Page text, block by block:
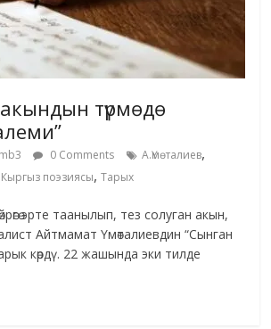
түрмөдө
0 Comments А.Үмөталиев,
поэзиясы,Тарых
эрте таанылып, тез солуган акын,
Айтмамат Үмөталиевдин “Сынган
көрдү. 22 жашында эки тилде